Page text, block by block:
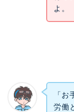
よ。
「
労働